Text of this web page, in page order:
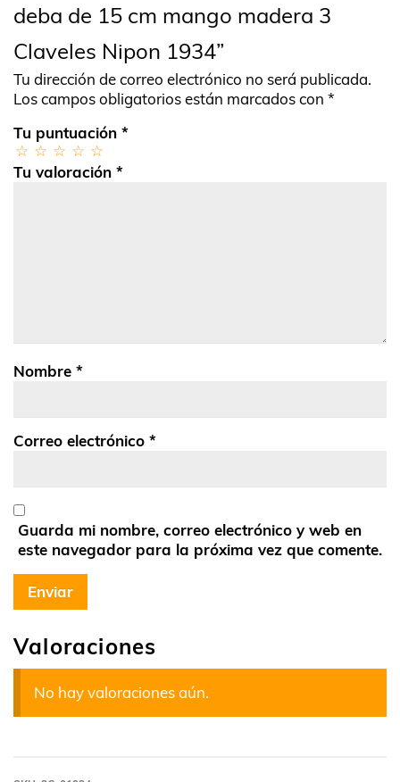
Valoraciones
No hay valoraciones aún.
deba de 15 cm mango madera 3
Claveles Nipon 1934”
Tu dirección de correo electrónico no será publicada.
Los campos obligatorios están marcados con *
Tu puntuación *
Tu valoración *
Nombre *
Correo electrónico *
Guarda mi nombre, correo electrónico y web en
este navegador para la próxima vez que comente.